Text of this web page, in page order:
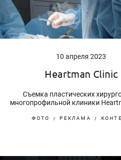
10 апреля 2023
Heartman Clinic
Съемка пластических
многопрофильной клиники
ФОТО РЕКЛАМА